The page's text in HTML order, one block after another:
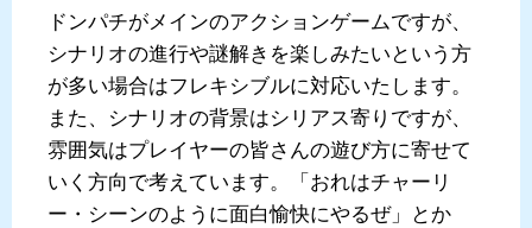
ドンパチがメインのアクションゲームですが、
シナリオの進行や謎解きを楽しみたいという方
が多い場合はフレキシブルに対応いたします。
また、シナリオの背景はシリアス寄りですが、
雰囲気はプレイヤーの皆さんの遊び方に寄せて
いく方向で考えています。「おれはチャーリ
ー・シーンのように面白愉快にやるぜ」とか